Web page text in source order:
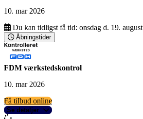
10. mar 2026
Du kan tidligst få tid: onsdag d. 19. august
Åbningstider
FDM værkstedskontrol
10. mar 2026
Få tilbud online
Se detaljer